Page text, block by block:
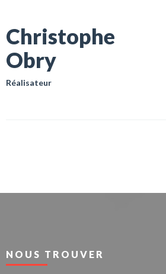
Christophe
Obry
Réalisateur
NOUS TROUVER